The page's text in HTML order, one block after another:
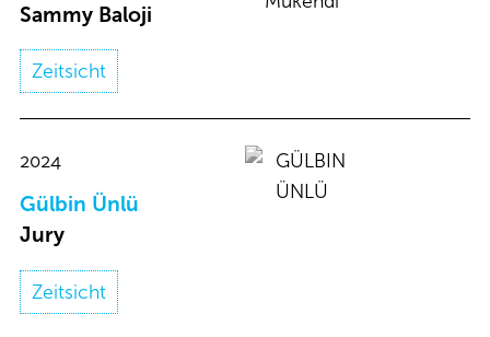
Sammy Baloji​
Zeitsicht
2024
Gülbin Ünlü
Jury
Zeitsicht